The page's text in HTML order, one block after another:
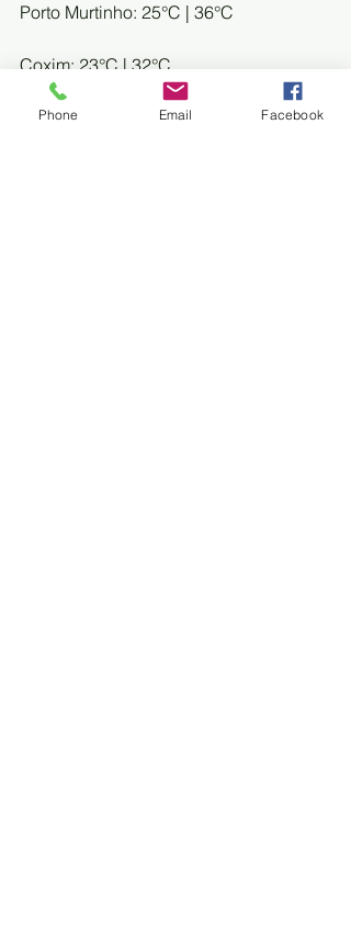
Porto Murtinho: 25°C | 36°C
Coxim: 23°C | 32°C
Corumbá: 24°C | 35°C
Phone Email Facebook